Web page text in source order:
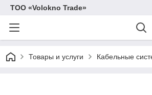
ТОО «Volokno Trade»
Товары и услуги Кабельные